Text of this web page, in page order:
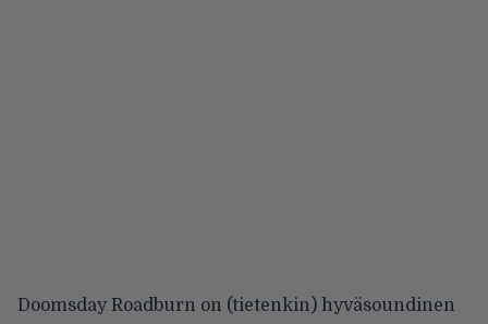
Doomsday Roadburn on (tietenkin) hyväsoundinen